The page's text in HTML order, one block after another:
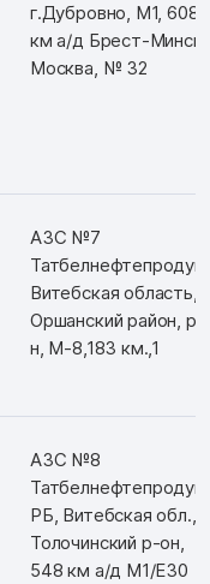
г.Дубровно, М1, 608-
км а/д Брест-Минск-
Москва, № 32
АЗС №7
Витебская область,
Оршанский район, р-
н, М-8,183 км.,1
АЗС №8
РБ, Витебская обл.,
Толочинский р-он,
548 км а/д М1/Е30